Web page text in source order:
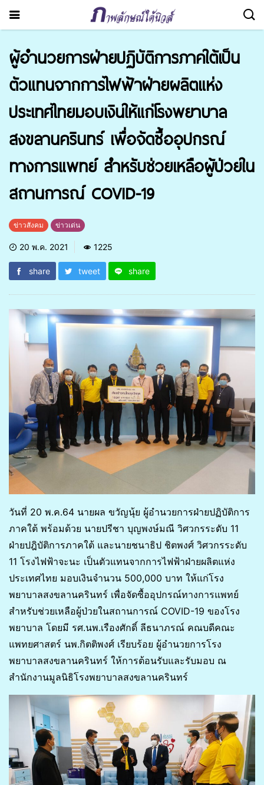
ผู้อำนวยการฝ่ายปฏิบัติการภาคใต้เป็น
ตัวแทนจากการไฟฟ้าฝ่ายผลิตแห่ง
ประเทศไทยมอบเงินให้แก่โรงพยาบาล
สงขลานครินทร์ เพื่อจัดซื้ออุปกรณ์
ทางการแพทย์ สำหรับช่วยเหลือผู้ป่วยใน
สถานการณ์ COVID-19
ข่าวสังคม ข่าวเด่น
20 พ.ค. 2021 1225
share tweet share
วันที่ 20 พ.ค.64 นายผล ขวัญนุ้ย ผู้อำนวยการฝ่ายปฏิบัติการ
ภาคใต้ พร้อมด้วย นายปรีชา บุญพงษ์มณี วิศวกรระดับ 11
ฝ่ายปฎิบัติการภาคใต้ และนายชนาธิป ชิตพงศ์ วิศวกรระดับ
11 โรงไฟฟ้าจะนะ เป็นตัวแทนจากการไฟฟ้าฝ่ายผลิตแห่ง
ประเทศไทย มอบเงินจำนวน 500,000 บาท ให้แก่โรง
พยาบาลสงขลานครินทร์ เพื่อจัดซื้ออุปกรณ์ทางการแพทย์
สำหรับช่วยเหลือผู้ป่วยในสถานการณ์ COVID-19 ของโรง
พยาบาล โดยมี รศ.นพ.เรืองศักดิ์ ลีธนาภรณ์ คณบดีคณะ
แพทยศาสตร์ นพ.กิตติพงศ์ เรียบร้อย ผู้อำนวยการโรง
พยาบาลสงขลานครินทร์ ให้การต้อนรับและรับมอบ ณ
สำนักงานมูลนิธิโรงพยาบาลสงขลานครินทร์